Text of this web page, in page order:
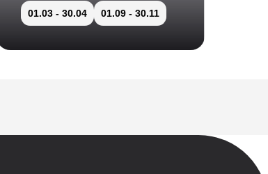
01.03 - 30.04 01.09 - 30.11